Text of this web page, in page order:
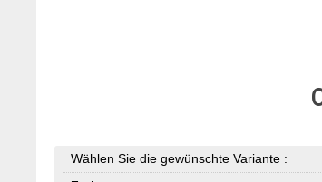
Wählen Sie die gewünschte Variante :